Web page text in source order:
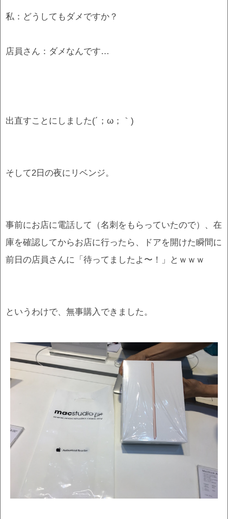
私：どうしてもダメですか？
店員さん：ダメなんです…
出直すことにしました(´；ω；｀)
そして2日の夜にリベンジ。
事前にお店に電話して（名刺をもらっていたので）、在
庫を確認してからお店に行ったら、ドアを開けた瞬間に
前日の店員さんに「待ってましたよ〜！」とｗｗｗ
というわけで、無事購入できました。